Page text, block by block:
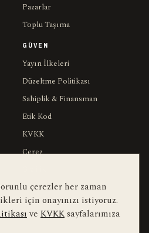
Pazarlar
Toplu Taşıma
GÜVEN
Yayın İlkeleri
Düzeltme Politikası
Sahiplik & Finansman
Etik Kod
KVKK
Çerez
Kullanım Şartları
çerezler her zaman
için onayınızı istiyoruz.
ve KVKKsayfalarımıza